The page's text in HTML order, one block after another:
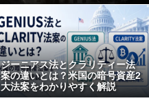
ジーニアス法とクラリティー法
案の違いとは？米国の暗号資産2
大法案をわかりやすく解説